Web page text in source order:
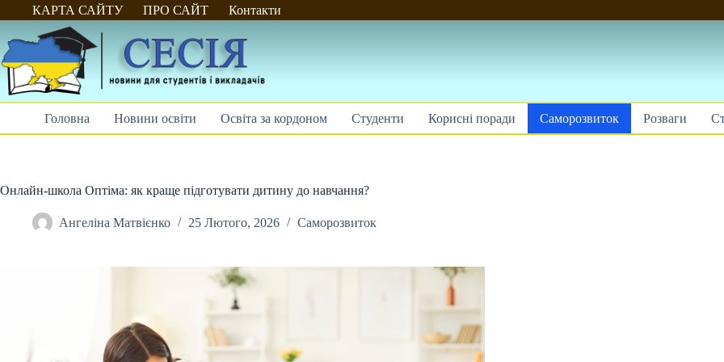
Перейти
до
КАРТА САЙТУ ПРО САЙТ Контакти
Головна Новини освіти Освіта за кордоном Студенти Корисні поради Саморозвиток Розваги
Онлайн-школа Оптіма: як краще підготувати дитину до навчання?
Ангеліна Матвієнко 25 Лютого, 2026 Саморозвиток